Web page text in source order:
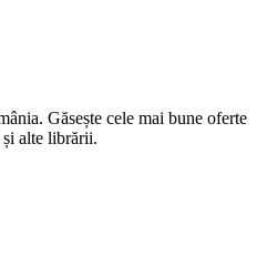
Găsește cele mai bune oferte
alte librării.